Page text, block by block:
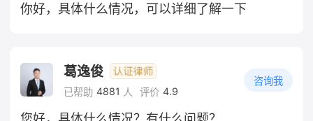
你好，具体什么情况，可以详细了解一下
葛逸俊
已帮助 4881 人 评价 4.9
咨询我